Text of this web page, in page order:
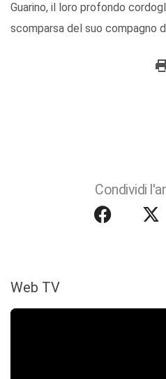
Guarino, il loro profondo
scomparsa del suo compagno
Condividi
Web TV